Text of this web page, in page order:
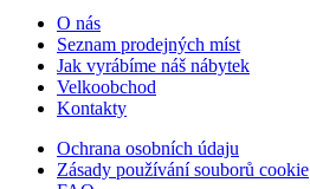
O nás
Seznam prodejných míst
Jak vyrábíme náš nábytek
Velkoobchod
Kontakty
Ochrana osobních údaju
Zásady používání souborů cookie